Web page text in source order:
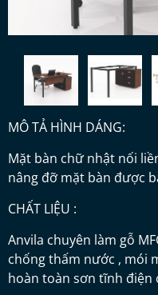
MÔ TẢ HÌNH DÁNG:
Mặt bàn chữ nhật nối
nâng đỡ mặt bàn được
CHẤT LIỆU :
Anvila chuyên làm gỗ
chống thấm nước , mói
hoàn toàn sơn tĩnh điện